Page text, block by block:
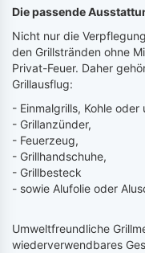
Die passende
Nicht nur die
den Grillstränden ohne
Privat-Feuer. Daher
Grillausflug:
- Einmalgrills, Kohle
- Grillanzünder,
- Feuerzeug,
- Grillhandschuhe,
- Grillbesteck
- sowie Alufolie oder
Umweltfreundliche
wiederverwendbares